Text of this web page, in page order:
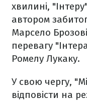
хвилині,
автором
Марсело
перевагу
Ромелу Лукаку.
У свою чергу,
відповісти на